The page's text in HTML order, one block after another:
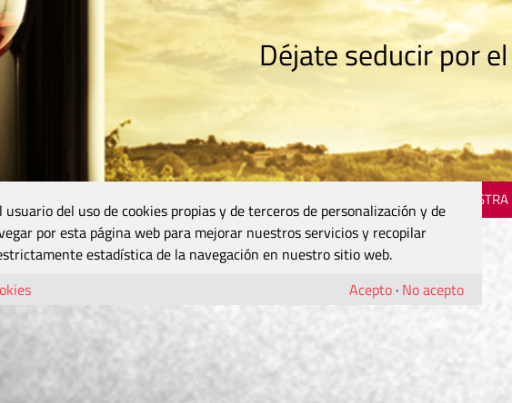
Déjate seducir por
del uso de cookies propias y de terceros de personalización y de
por esta página web para mejorar nuestros servicios y recopilar
estadística de la navegación en nuestro sitio web.
Acepto · No acepto